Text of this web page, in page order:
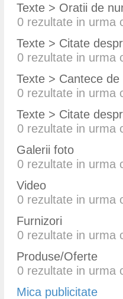
Texte > Oratii de
0 rezultate in urma
Texte > Citate
0 rezultate in urma
Texte > Cantece
0 rezultate in urma
Texte > Citate
0 rezultate in urma
Galerii foto
0 rezultate in urma
Video
0 rezultate in urma
Furnizori
0 rezultate in urma
Produse/Oferte
0 rezultate in urma
Mica publicitate